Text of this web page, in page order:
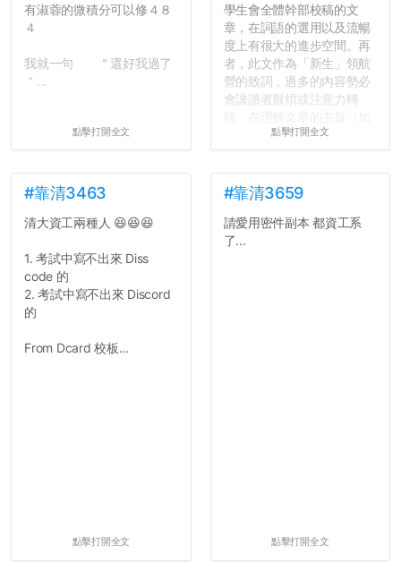
有淑蓉的微積分可以修４８
４
我就一句 ＂還好我過了
＂...
點擊打開全文
學生會全體幹部校稿的文
章，在詞語的選用以及流暢
度上有很大的進步空間。再
者，此文作為「新生」領航
營的致詞，過多的內容勢必
會讓讀者厭煩或注意力轉
果有的話）前就失去興趣。
的聲明一樣正式，但至少在
用字上多加留意。有些語句
用說的可能會引人發笑或多
聽幾句，但寫成文字時只會
點擊打開全文
#靠清3463
清大資工兩種人 😆😆😆
1. 考試中寫不出來 Diss
code 的
2. 考試中寫不出來 Discord
的
From Dcard 校板...
點擊打開全文
#靠清3659
請愛用密件副本 都資工系
了...
點擊打開全文